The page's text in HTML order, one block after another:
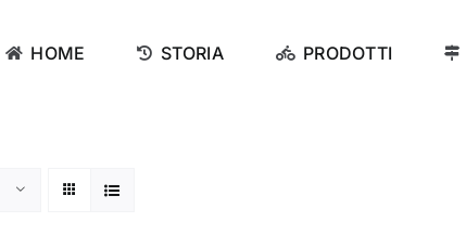
HOME STORIA PRODOTTI